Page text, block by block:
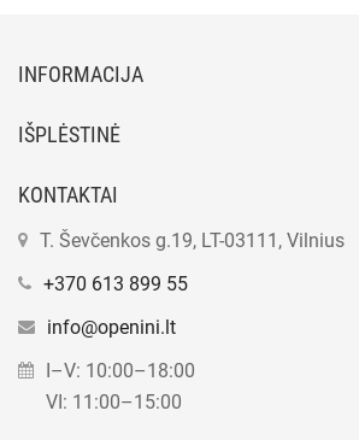
INFORMACIJA
IŠPLĖSTINĖ
KONTAKTAI
T. Ševčenkos g.19, LT-03111, Vilnius
+370 613 899 55
info@openini.lt
I–V: 10:00–18:00
VI: 11:00–15:00